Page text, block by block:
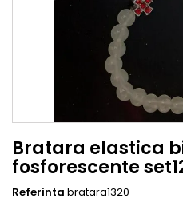
Bratara elastica
fosforescente
Referinta bratara1320